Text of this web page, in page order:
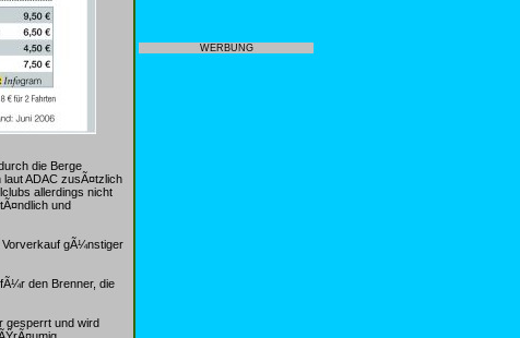
die Berge
ADAC zusÃ¤tzlich
allerdings nicht
und
Vorverkauf gÃ¼nstiger
den Brenner, die
gesperrt und wird
WERBUNG